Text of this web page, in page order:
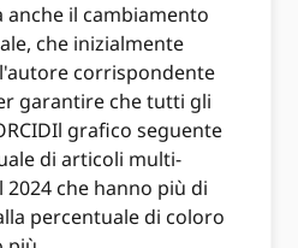
il cambiamento
che inizialmente
corrispondente
garantire che tutti gli
grafico seguente
di articoli multi-
che hanno più di
percentuale di coloro